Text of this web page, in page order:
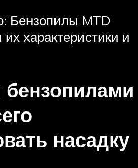
Бензопилы MTD
характеристики и
насадку